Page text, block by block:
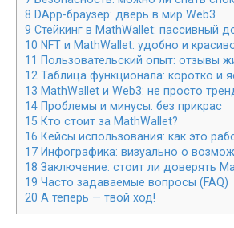
8 DApp-браузер: дверь в мир Web3
9 Стейкинг в MathWallet: пассивный
10 NFT и MathWallet: удобно и
11 Пользовательский опыт: отзывы
12 Таблица функционала: коротко и
13 MathWallet и Web3: не просто
14 Проблемы и минусы: без прикрас
15 Кто стоит за MathWallet?
16 Кейсы использования: как это
17 Инфографика: визуально о
18 Заключение: стоит ли доверять
19 Часто задаваемые вопросы (FAQ)
20 А теперь — твой ход!